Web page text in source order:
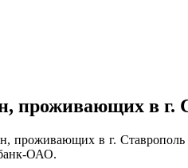
проживающих в г.
проживающих в г.
ОАО.